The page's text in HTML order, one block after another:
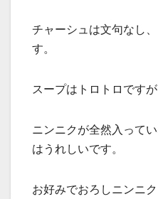
チャーシュは文句なし
す。
スープはトロトロですが
ニンニクが全然入って
はうれしいです。
お好みでおろしニンニ